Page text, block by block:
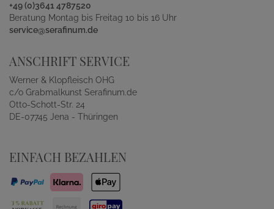
+49 (0)3641 4787520
Beratung Montag bis Freitag 10 bis 16 Uhr
service@serafinum.de
ANSCHRIFT SERVICE
Werner & Klopfleisch OHG
c/o Grabmalkunst Serafinum.de
Otto-Schott-Str. 24
DE-07745 Jena - Thüringen
EINFACH BEZAHLEN